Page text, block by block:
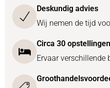
Deskundig advies
Wij nemen de tijd
Circa 30 opstellingen
Ervaar verschillende